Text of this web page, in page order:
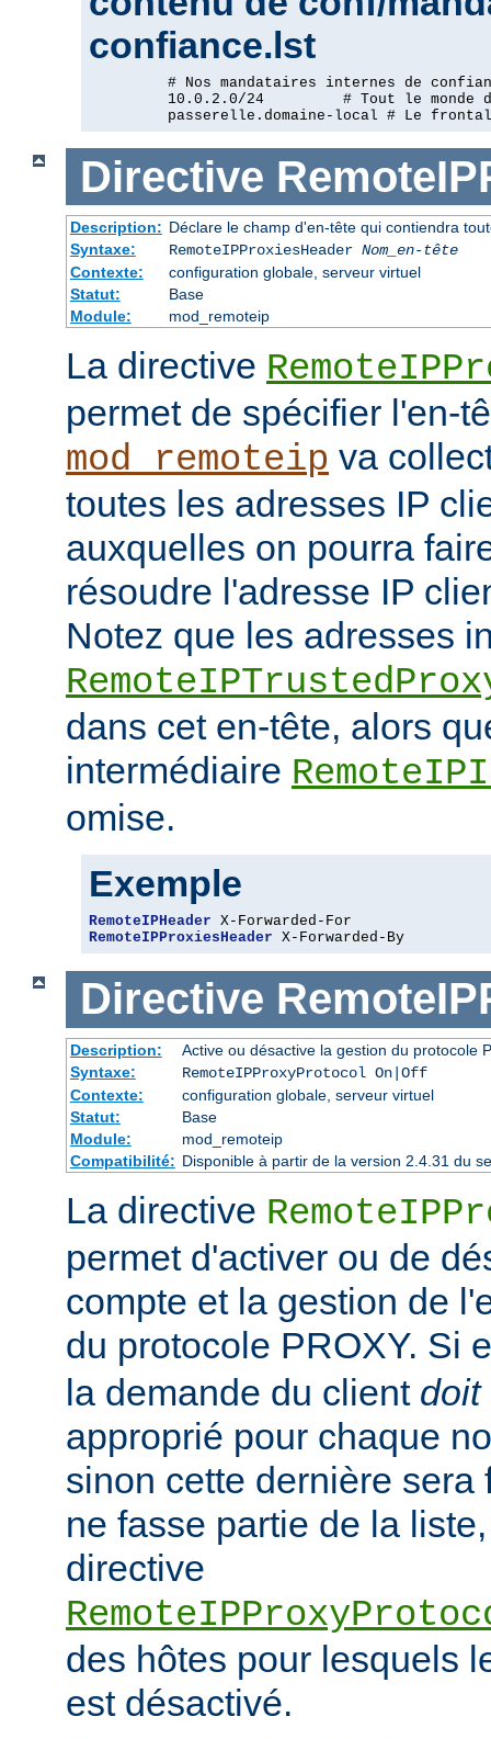
confiance.lst
# Nos mandataires internes de
10.0.2.0/24         # Tout le monde
passerelle.domaine-local # Le
Directive
Description: Déclare le champ d'en-tête qui contiendra
Syntaxe:
RemoteIPProxiesHeader Nom_en-tête
Contexte:
configuration globale, serveur virtuel
Statut:
Base
Module:
mod_remoteip
La directive
permet de spécifier l'en-
mod_remoteip va
toutes les adresses IP
auxquelles on pourra
résoudre l'adresse IP
Notez que les adresses
dans cet en-tête, alors
intermédiaire
omise.
Exemple
RemoteIPHeader
RemoteIPProxiesHeader X-Forwarded-By
Directive
Description:
Active ou désactive la gestion du protocole
Syntaxe:
RemoteIPProxyProtocol On|Off
Contexte:
configuration globale, serveur virtuel
Statut:
Base
Module:
mod_remoteip
Compatibilité: Disponible à partir de la version 2.4.31 du
La directive
permet d'activer ou de
compte et la gestion de
du protocole PROXY. Si
la demande du client doit
approprié pour chaque
sinon cette dernière sera
ne fasse partie de la
directive
des hôtes pour lesquels
est désactivé.